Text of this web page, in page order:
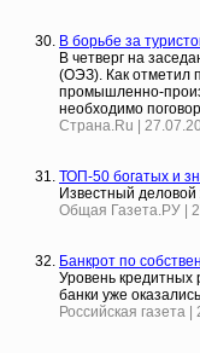
В борьбе за
В четверг на
(ОЭЗ). Как отметил
промышленно-
необходимо
Страна.Ru |
ТОП-50 богатых и
Известный
Общая Газета.РУ |
Банкрот по
Уровень кредитных
банки уже
Российская газета